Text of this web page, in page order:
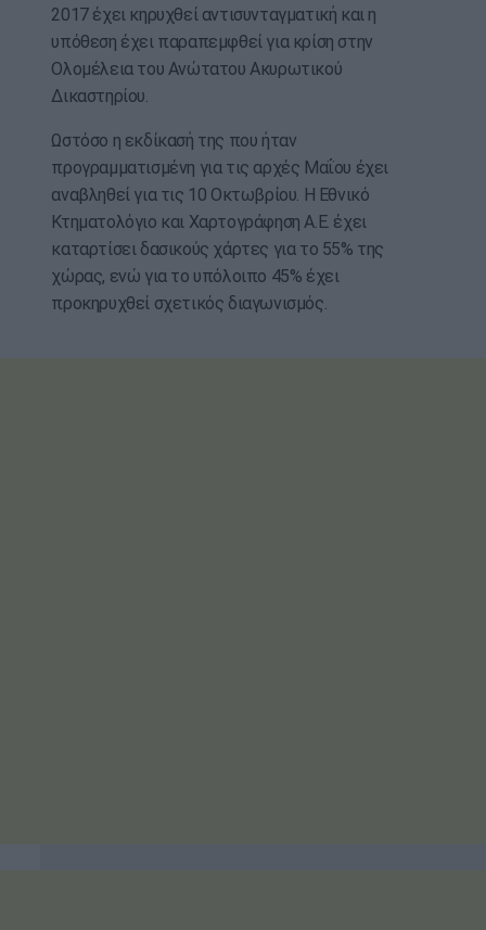
2017 έχει κηρυχθεί αντισυνταγματική και η
υπόθεση έχει παραπεμφθεί για κρίση στην
Ολομέλεια του Ανώτατου Ακυρωτικού
Δικαστηρίου.
Ωστόσο η εκδίκασή της που ήταν
προγραμματισμένη για τις αρχές Μαΐου έχει
αναβληθεί για τις 10 Οκτωβρίου. Η Εθνικό
Κτηματολόγιο και Χαρτογράφηση Α.Ε. έχει
καταρτίσει δασικούς χάρτες για το 55% της
χώρας, ενώ για το υπόλοιπο 45% έχει
προκηρυχθεί σχετικός διαγωνισμός.